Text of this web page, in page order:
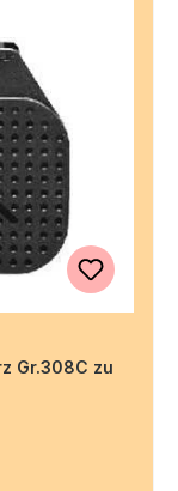
Gr.308C zu